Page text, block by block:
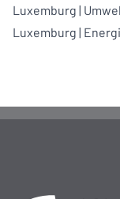
Luxemburg |
Luxemburg |